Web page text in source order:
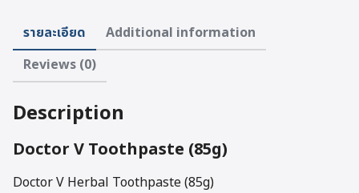
(85g)
quantity
รายละเอียด
Additional information
Reviews (0)
Description
Doctor V Toothpaste (85g)
Doctor V Herbal Toothpaste (85g)